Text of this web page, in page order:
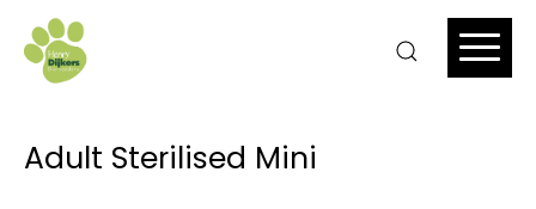
Adult Sterilised Mini